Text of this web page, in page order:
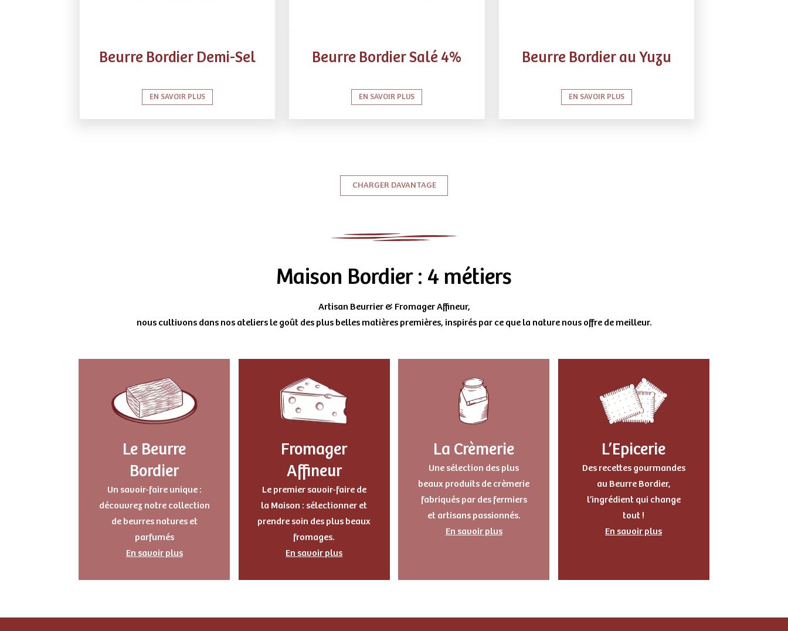
Beurre Bordier Demi-Sel
EN SAVOIR PLUS
Beurre Bordier Salé 4%
EN SAVOIR PLUS
Beurre Bordier au Yuzu
EN SAVOIR PLUS
CHARGER DAVANTAGE
Maison Bordier : 4 métiers
Artisan Beurrier & Fromager Affineur,
nous cultivons dans nos ateliers le goût des plus belles matières premières, inspirés par ce que la nature nous offre de meilleur.
Le Beurre
Bordier
Un savoir-faire unique :
découvrez notre collection
de beurres natures et
parfumés
En savoir plus
Fromager
Affineur
Le premier savoir-faire de
la Maison : sélectionner et
prendre soin des plus beaux
fromages.
En savoir plus
La Crèmerie
Une sélection des plus
beaux produits de crèmerie
fabriqués par des fermiers
et artisans passionnés.
En savoir plus
L’Epicerie
Des recettes gourmandes
au Beurre Bordier,
l’ingrédient qui change
tout !
En savoir plus